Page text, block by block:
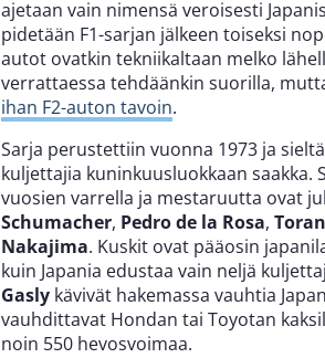
ajetaan vain nimensä veroisesti
pidetään F1-sarjan jälkeen toiseksi
autot ovatkin tekniikaltaan melko
verrattaessa tehdäänkin suorilla,
ihan F2-auton tavoin.
Sarja perustettiin vuonna 1973 ja
kuljettajia kuninkuusluokkaan
vuosien varrella ja mestaruutta ovat
Schumacher, Pedro de la Rosa,
Nakajima. Kuskit ovat pääosin
kuin Japania edustaa vain neljä
Gasly kävivät hakemassa vauhtia
vauhdittavat Hondan tai Toyotan
noin 550 hevosvoimaa.